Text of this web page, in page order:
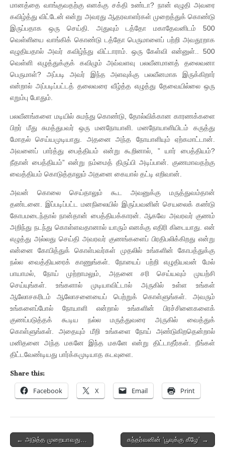
மானத்தை வாங்குவதற்கு எனக்கு சக்தி உண்டா? நான் எழுதி அவரை
கவிழ்த்து விட்டேன் என்று அவரது ஆதரவாளர்கள் முறைத்துக் கொண்டு
இருப்பதாக ஒரு செய்தி. அதுவும் டத்தோ மகாதேவனிடம் 500
வெள்ளியை வாங்கிக் கொண்டு டத்தோ பெருமாளைப் பற்றி அவதூறாக
எழுதியதால் அவர் கவிழ்ந்து விட்டாராம். ஒரு கேள்வி என்னுள்.. 500
வெள்ளி எழுத்துக்குக் கவிழும் அவ்வளவு பலவீனமானத் தலைவனா
பெருமாள்? அப்படி அவர் இந்த அளவுக்கு பலவீனமாக இருக்கிறார்
என்றால் அப்படிப்பட்டத் தலைவரை வீழ்த்த எழுத்து தேவையில்லை ஒரு
எறும்பு போதும்.
பலவீனங்களை மடியில் சுமந்து கொண்டு, தோல்விக்கான காரணக்களை
பிறர் மீது சுமத்துபவர் ஒரு மனநோயாளி. மனநோயாளியிடம் கருத்து
மோதல் செய்யமுடியாது. அதனை அந்த நோயாளியும் ஏற்கமாட்டான்.
அவனைப் பார்த்து பைத்தியம் என்று கூறினால், ” யார் பைத்தியம்?
நீதான் பைத்தியம்” என்று நம்மைத் திருப்பி அடிப்பான். குணமாவதற்கு
வைத்தியம் கொடுத்தாலும் அதனை கையால் தட்டி எறிவான்.
அவன் கொலை செய்தாலும் கூட அவனுக்கு மருத்துவம்தான்
தண்டனை. இப்படிப்பட்ட மனநிலையில் இருப்பவனின் செயலைக் கண்டு
கோபமடைந்தால் நான்தான் பைத்தியக்காரன். ஆகவே அவரவர் குணம்
அறிந்து நடந்து கொள்ளவதானால் யாரும் எனக்கு எதிரி கிடையாது. என்
எழுத்து அல்லது செய்தி அவரவர் குணங்களைப் பிரதிபலிக்கிறது என்று
என்னை கோபித்துக் கொள்பவர்கள் முதலில் உங்களின் கோபத்துக்கு
நல்ல வைத்தியரைக் காணுங்கள். நோயைப் பற்றி எழுதியவன் மேல்
பாயாமல், நோய் முற்றாமலும், அதனை சரி செய்யவும் முயற்சி
செய்யுங்கள். உங்களால் முடியாவிட்டால் அருகில் உள்ள உங்கள்
ஆலோசகரிடம் ஆலோசனையைப் பெற்றுக் கொள்ளுங்கள். அவரும்
உங்களைப்போல் நோயாளி என்றால் உங்களின் பிரச்சினைகளைக்
குணப்படுத்தக் கூடிய நல்ல மருத்துவரை அருகில் வைத்துக்
கொள்ளுங்கள். அதையும் மீறி உங்களை நோய் அண்டுகிறதென்றால்
மனிதனை அந்த மகனே இந்த மகனே என்று திட்டாதீர்கள். நீங்கள்
திட்டவேண்டியது பார்க்கமுடியாத கடவுளை.
Share this:
Facebook X Email Print
Post
← அடுத்த முறையாவது… கந்தர்வனின் ‘பூவுக்கு கீழே’ →